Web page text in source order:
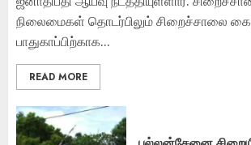
நிலைமைகள் தொடர்பிலும் சிறைச்சாலை
பாதுகாப்பிற்காக...
READ MORE